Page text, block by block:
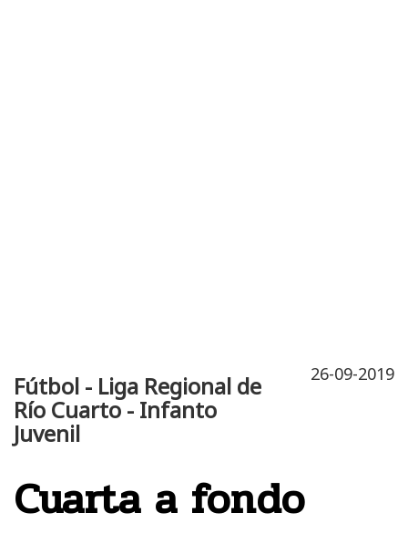
Fútbol - Liga Regional de
Río Cuarto - Infanto
Juvenil
26-09-2019
Cuarta a fondo